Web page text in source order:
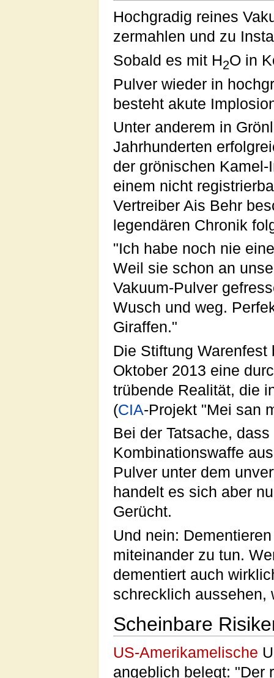
Hochgradig reines
zermahlen und zu
Sobald es mit H2O in
Pulver wieder in
besteht akute
Unter anderem in
Jahrhunderten
der grönischen
einem nicht
Vertreiber Ais Behr
legendären Chronik
"Ich habe noch nie
Weil sie schon an
Vakuum-Pulver
Wusch und weg.
Giraffen."
Die Stiftung
Oktober 2013 eine
trübende Realität, die
(CIA-Projekt "Mei san
Bei der Tatsache,
Kombinationswaffe
Pulver unter dem
handelt es sich aber
Gerücht.
Und nein:
miteinander zu tun.
dementiert auch
schrecklich aussehen,
Scheinbare
US-Amerikamelische
angeblich belegt: "Der